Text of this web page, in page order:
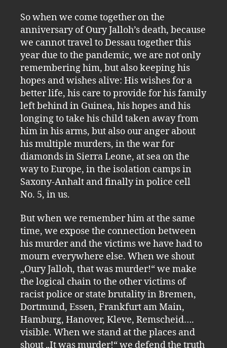
So when we come together on the
anniversary of Oury Jalloh’s death, because
we cannot travel to Dessau together this
year due to the pandemic, we are not only
remembering him, but also keeping his
hopes and wishes alive: His wishes for a
better life, his care to provide for his family
left behind in Guinea, his hopes and his
longing to take his child taken away from
him in his arms, but also our anger about
his multiple murders, in the war for
diamonds in Sierra Leone, at sea on the
way to Europe, in the isolation camps in
Saxony-Anhalt and finally in police cell
No. 5, in us.
But when we remember him at the same
time, we expose the connection between
his murder and the victims we have had to
mourn everywhere else. When we shout
„Oury Jalloh, that was murder!“ we make
the logical chain to the other victims of
racist police or state brutality in Bremen,
Dortmund, Essen, Frankfurt am Main,
Hamburg, Hanover, Kleve, Remscheid….
visible. When we stand at the places and
shout „It was murder!“ we defend the truth